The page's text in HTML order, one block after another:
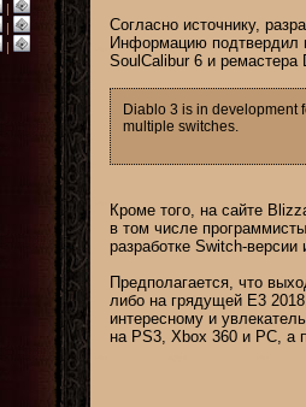
|
|
|
Согласно источнику,
Информацию подтвердил
SoulСalibur 6 и ремастера
Diablo 3 is in development
multiple switches.
Кроме того, на сайте
в том числе
разработке Switch-версии
Предполагается, что
либо на грядущей E3
интересному и
на PS3, Xbox 360 и PC, а